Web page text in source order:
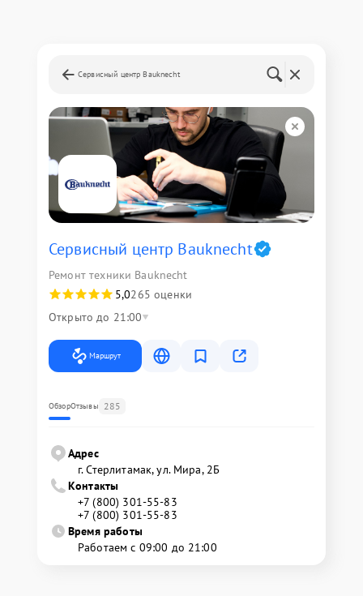
Сервисный центр Bauknecht
Сервисный центр Bauknecht
Ремонт техники Bauknecht
5,0265 оценки
Открыто до 21:00
Маршрут
ОбзорОтзывы 285
Адрес
г. Стерлитамак, ул. Мира, 2Б
Контакты
+7 (800) 301-55-83
+7 (800) 301-55-83
Время работы
Работаем с 09:00 до 21:00